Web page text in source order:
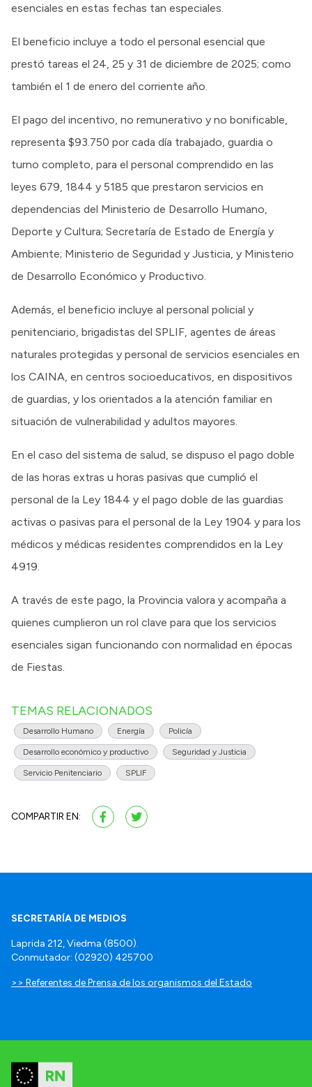
esenciales en estas fechas tan especiales.
El beneficio incluye a todo el personal esencial que
prestó tareas el 24, 25 y 31 de diciembre de 2025; como
también el 1 de enero del corriente año.
El pago del incentivo, no remunerativo y no bonificable,
representa $93.750 por cada día trabajado, guardia o
turno completo, para el personal comprendido en las
leyes 679, 1844 y 5185 que prestaron servicios en
dependencias del Ministerio de Desarrollo Humano,
Deporte y Cultura; Secretaría de Estado de Energía y
Ambiente; Ministerio de Seguridad y Justicia, y Ministerio
de Desarrollo Económico y Productivo.
Además, el beneficio incluye al personal policial y
penitenciario, brigadistas del SPLIF, agentes de áreas
naturales protegidas y personal de servicios esenciales en
los CAINA, en centros socioeducativos, en dispositivos
de guardias, y los orientados a la atención familiar en
situación de vulnerabilidad y adultos mayores.
En el caso del sistema de salud, se dispuso el pago doble
de las horas extras u horas pasivas que cumplió el
personal de la Ley 1844 y el pago doble de las guardias
activas o pasivas para el personal de la Ley 1904 y para los
médicos y médicas residentes comprendidos en la Ley
4919.
A través de este pago, la Provincia valora y acompaña a
quienes cumplieron un rol clave para que los servicios
esenciales sigan funcionando con normalidad en épocas
de Fiestas.
TEMAS RELACIONADOS
Desarrollo Humano Energía Policía
Desarrollo económico y productivo Seguridad y Justicia
Servicio Penitenciario SPLIF
COMPARTIR EN:
SECRETARÍA DE MEDIOS
Laprida 212, Viedma (8500).
Conmutador: (02920) 425700
>> Referentes de Prensa de los organismos del Estado